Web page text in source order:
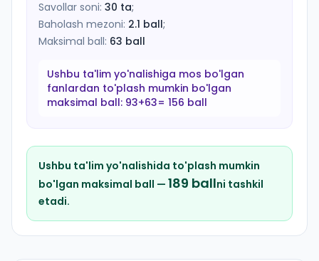
Savollar soni: 30 ta;
Baholash mezoni: 2.1 ball;
Maksimal ball: 63 ball
Ushbu ta'lim yo'nalishiga mos bo'lgan
fanlardan to'plash mumkin bo'lgan
maksimal ball: 93+63= 156 ball
Ushbu ta'lim yo'nalishida to'plash mumkin
bo'lgan maksimal ball — 189 ballni tashkil
etadi.